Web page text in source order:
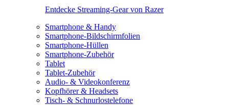
Entdecke Streaming-Gear von Razer
Smartphone & Handy
Smartphone-Bildschirmfolien
Smartphone-Hüllen
Smartphone-Zubehör
Tablet
Tablet-Zubehör
Audio- & Videokonferenz
Kopfhörer & Headsets
Tisch- & Schnurlostelefone